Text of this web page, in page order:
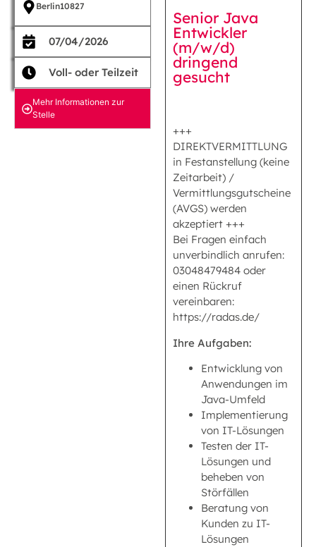
Berlin10827
07/04/2026
Voll- oder Teilzeit
Mehr Informationen zur
Stelle
Senior Java
Entwickler
(m/w/d)
dringend
gesucht
+++
DIREKTVERMITTLUNG
in Festanstellung (keine
Zeitarbeit) /
Vermittlungsgutscheine
(AVGS) werden
akzeptiert +++
Bei Fragen einfach
unverbindlich anrufen:
03048479484 oder
einen Rückruf
vereinbaren:
https://radas.de/
Ihre Aufgaben:
Entwicklung von
Anwendungen im
Java-Umfeld
Implementierung
von IT-Lösungen
Testen der IT-
Lösungen und
beheben von
Störfällen
Beratung von
Kunden zu IT-
Lösungen